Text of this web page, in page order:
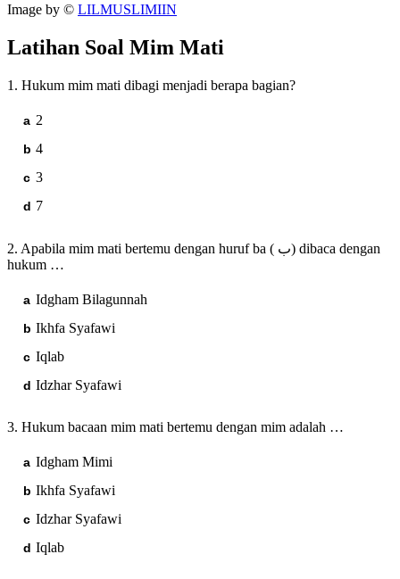
Image by © LILMUSLIMIIN
Latihan Soal Mim Mati
1. Hukum mim mati dibagi menjadi berapa bagian?
2
4
3
7
2. Apabila mim mati bertemu dengan huruf ba ( ب) dibaca dengan
hukum …
Idgham Bilagunnah
Ikhfa Syafawi
Iqlab
Idzhar Syafawi
3. Hukum bacaan mim mati bertemu dengan mim adalah …
Idgham Mimi
Ikhfa Syafawi
Idzhar Syafawi
Iqlab